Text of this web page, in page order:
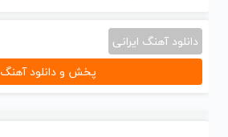
دانلود آهنگ ایرانی
پخش و دانلود آهنگ